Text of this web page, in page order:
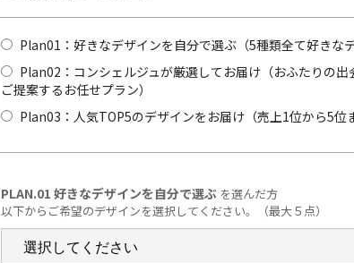
よくあるご質問|会社概要|採用情報|お問い
Plan01：好きなデザインを自分で選ぶ（5種類全て好きな
Plan02：コンシェルジュが厳選してお届け（おふたりの
ご提案するお任せプラン）
Plan03：人気TOP5のデザインをお届け（売上1位から5位
PLAN.01 好きなデザインを自分で選ぶ を選んだ方
以下からご希望のデザインを選択してください。（最大５点）